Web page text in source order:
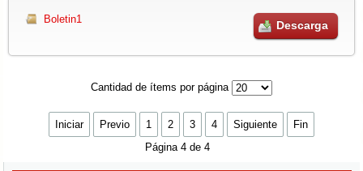
Boletin1 Descarga
Cantidad de ítems por página
Iniciar Previo 1 2 3 4 Siguiente
Fin
Página 4 de 4